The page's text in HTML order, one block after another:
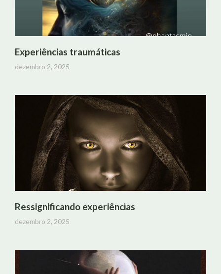
Experiências traumáticas
dezembro 2, 2025
Ressignificando experiências
dezembro 2, 2025